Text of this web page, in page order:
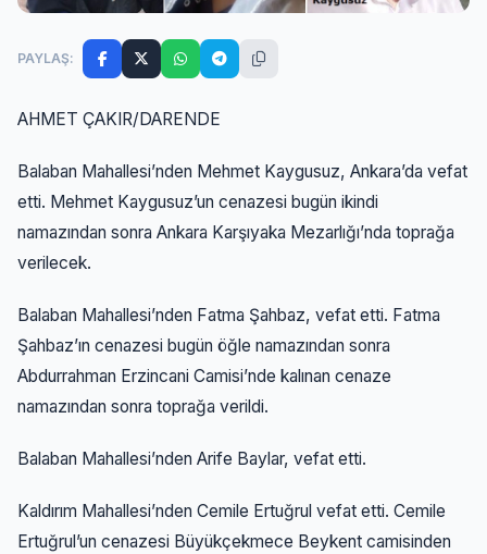
PAYLAŞ:
AHMET ÇAKIR/DARENDE
Balaban Mahallesi’nden Mehmet Kaygusuz, Ankara’da vefat
etti. Mehmet Kaygusuz’un cenazesi bugün ikindi
namazından sonra Ankara Karşıyaka Mezarlığı’nda toprağa
verilecek.
Balaban Mahallesi’nden Fatma Şahbaz, vefat etti. Fatma
Şahbaz’ın cenazesi bugün öğle namazından sonra
Abdurrahman Erzincani Camisi’nde kalınan cenaze
namazından sonra toprağa verildi.
Balaban Mahallesi’nden Arife Baylar, vefat etti.
Kaldırım Mahallesi’nden Cemile Ertuğrul vefat etti. Cemile
Ertuğrul’un cenazesi Büyükçekmece Beykent camisinden